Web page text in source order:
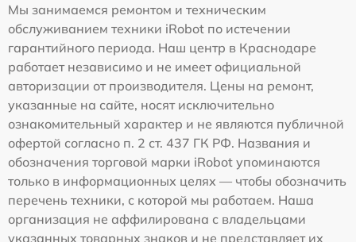
Мы занимаемся ремонтом и техническим
обслуживанием техники iRobot по истечении
гарантийного периода. Наш центр в Краснодаре
работает независимо и не имеет официальной
авторизации от производителя. Цены на ремонт,
указанные на сайте, носят исключительно
ознакомительный характер и не являются публичной
офертой согласно п. 2 ст. 437 ГК РФ. Названия и
обозначения торговой марки iRobot упоминаются
только в информационных целях — чтобы обозначить
перечень техники, с которой мы работаем. Наша
организация не аффилирована с владельцами
указанных товарных знаков и не представляет их